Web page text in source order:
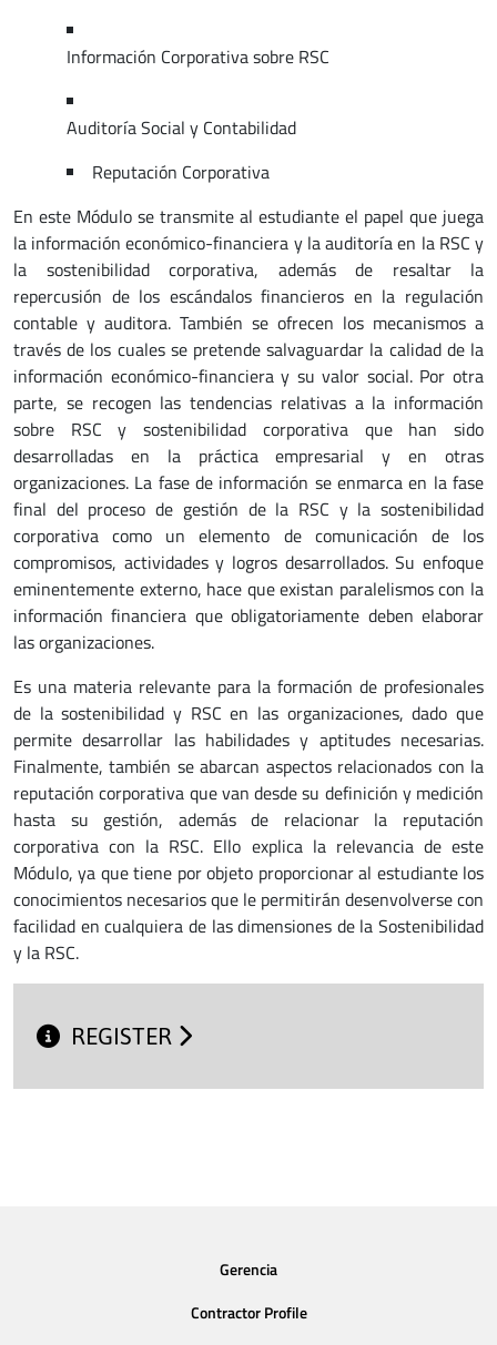
Información Corporativa sobre RSC
Auditoría Social y Contabilidad
Reputación Corporativa
En este Módulo se transmite al estudiante el papel que juega
la información económico-financiera y la auditoría en la RSC y
la sostenibilidad corporativa, además de resaltar la
repercusión de los escándalos financieros en la regulación
contable y auditora. También se ofrecen los mecanismos a
través de los cuales se pretende salvaguardar la calidad de la
información económico-financiera y su valor social. Por otra
parte, se recogen las tendencias relativas a la información
sobre RSC y sostenibilidad corporativa que han sido
desarrolladas en la práctica empresarial y en otras
organizaciones. La fase de información se enmarca en la fase
final del proceso de gestión de la RSC y la sostenibilidad
corporativa como un elemento de comunicación de los
compromisos, actividades y logros desarrollados. Su enfoque
eminentemente externo, hace que existan paralelismos con la
información financiera que obligatoriamente deben elaborar
las organizaciones.
Es una materia relevante para la formación de profesionales
de la sostenibilidad y RSC en las organizaciones, dado que
permite desarrollar las habilidades y aptitudes necesarias.
Finalmente, también se abarcan aspectos relacionados con la
reputación corporativa que van desde su definición y medición
hasta su gestión, además de relacionar la reputación
corporativa con la RSC. Ello explica la relevancia de este
Módulo, ya que tiene por objeto proporcionar al estudiante los
conocimientos necesarios que le permitirán desenvolverse con
facilidad en cualquiera de las dimensiones de la Sostenibilidad
y la RSC.
REGISTER
Gerencia
Contractor Profile